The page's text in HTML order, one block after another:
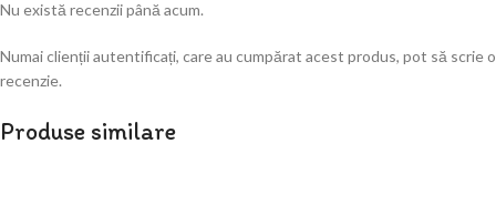
Nu există recenzii până acum.
Numai clienții autentificați, care au cumpărat acest produs, pot să scrie o
recenzie.
Produse similare